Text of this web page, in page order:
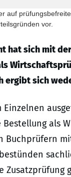
auf
vor.
hat sich mit
ergibt sich
Bestellung als
Buchprüfern